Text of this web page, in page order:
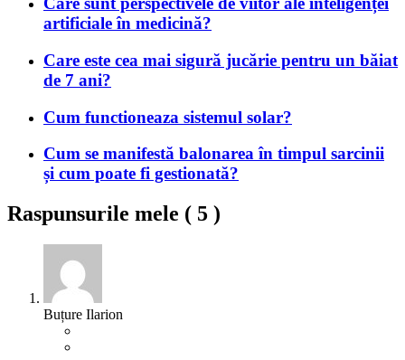
artificiale în medicină?
Care este cea mai sigură jucărie pentru un băiat
de 7 ani?
Cum functioneaza sistemul solar?
Cum se manifestă balonarea în timpul sarcinii
și cum poate fi gestionată?
Raspunsurile mele ( 5 )
Buțure Ilarion